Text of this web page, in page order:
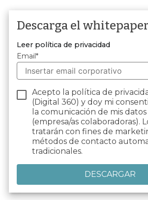
Descarga el
Leer política de privacidad
Email*
Acepto la política de
(Digital 360) y doy mi
la comunicación de mis
(empresa/as colaboradoras).
tratarán con fines de
métodos de contacto
tradicionales.